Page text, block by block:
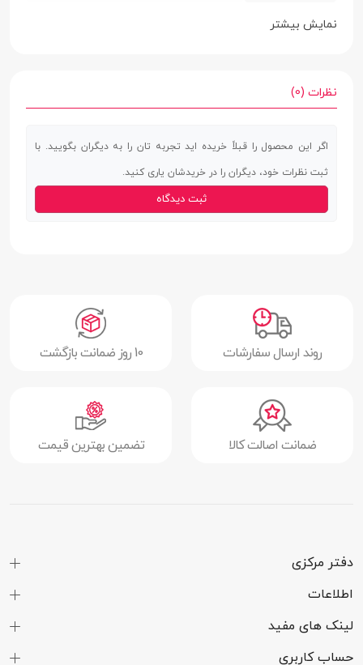
سازگار با
نمایش بیشتر
نظرات (0)
اگر این محصول را قبلاً خریده اید تجربه تان را به دیگران بگویید. با
ثبت نظرات خود، دیگران را در خریدشان یاری کنید.
ثبت دیدگاه
روند ارسال سفارشات 10 روز ضمانت بازگشت
ضمانت اصالت کالا تضمین بهترین قیمت
دفتر مرکزی
اطلاعات
لینک های مفید
حساب کاربری